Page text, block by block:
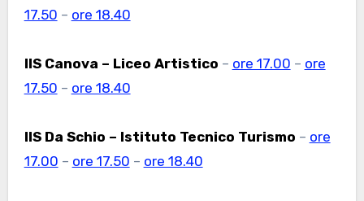
17.50 – ore 18.40
IIS Canova – Liceo Artistico – ore 17.00 – ore
17.50 – ore 18.40
IIS Da Schio – Istituto Tecnico Turismo – ore
17.00 – ore 17.50 – ore 18.40